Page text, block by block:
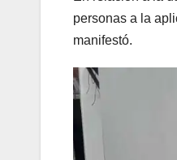
personas a la
manifestó.